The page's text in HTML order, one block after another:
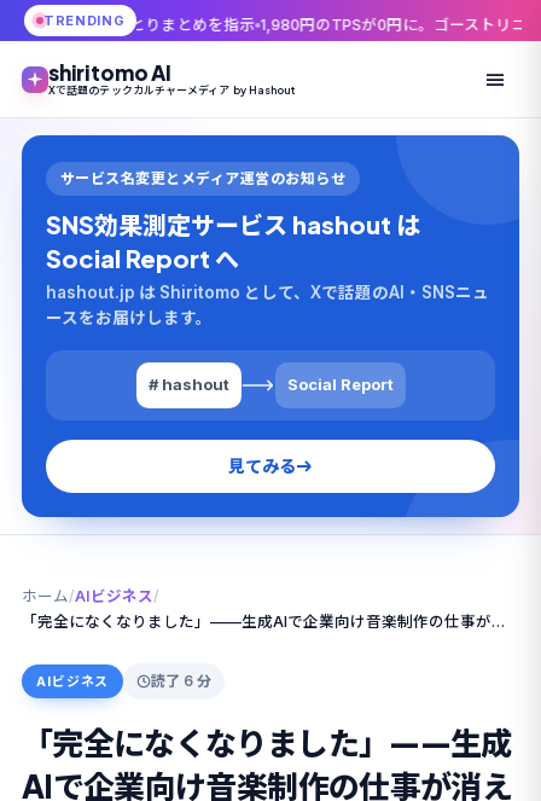
TRENDING
りまとめを指示 1,980円のTPSが0円に。ゴーストリコン25周年、無料配
shiritomo AI
Xで話題のテックカルチャーメディア by Hashout
サービス名変更とメディア運営のお知らせ
SNS効果測定サービス hashout は
Social Report へ
hashout.jp は Shiritomo として、Xで話題のAI・SNSニュ
ースをお届けします。
# hashout Social Report
見てみる
ホーム /AIビジネス /
「完全になくなりました」——生成AIで企業向け音楽制作の仕事が消えた作曲家の告白が話題
AIビジネス 読了 6 分
「完全になくなりました」——生成
AIで企業向け音楽制作の仕事が消え